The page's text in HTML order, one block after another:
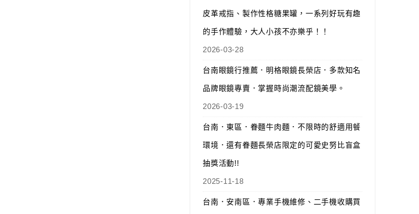
皮革戒指、製作性格糖果罐，一系列好玩有趣
的手作體驗，大人小孩不亦樂乎！！
2026-03-28
台南眼鏡行推薦．明格眼鏡長榮店．多款知名
品牌眼鏡專賣．掌握時尚潮流配鏡美學。
2026-03-19
台南．東區．眷麵牛肉麵．不限時的舒適用餐
環境．還有眷麵長榮店限定的可愛史努比盲盒
抽獎活動!!
2025-11-18
台南．安南區．專業手機維修、二手機收購買